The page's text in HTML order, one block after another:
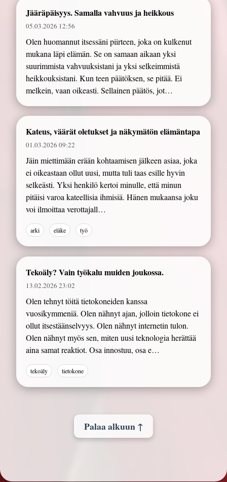
Jääräpäisyys. Samalla vahvuus ja heikkous
05.03.2026 12:56
Olen huomannut itsessäni piirteen, joka on kulkenut
mukana läpi elämän. Se on samaan aikaan yksi
suurimmista vahvuuksistani ja yksi selkeimmistä
heikkouksistani. Kun teen päätöksen, se pitää. Ei
melkein, vaan oikeasti. Sellainen päätös, jot…
Kateus, väärät oletukset ja näkymätön elämäntapa
01.03.2026 09:22
Jäin miettimään erään kohtaamisen jälkeen asiaa, joka
ei oikeastaan ollut uusi, mutta tuli taas esille hyvin
selkeästi. Yksi henkilö kertoi minulle, että minun
pitäisi varoa kateellisia ihmisiä. Hänen mukaansa joku
voi ilmoittaa verottajall…
arki eläke työ
Tekoäly? Vain työkalu muiden joukossa.
13.02.2026 23:02
Olen tehnyt töitä tietokoneiden kanssa
vuosikymmeniä. Olen nähnyt ajan, jolloin tietokone ei
ollut itsestäänselvyys. Olen nähnyt internetin tulon.
Olen nähnyt myös sen, miten uusi teknologia herättää
aina samat reaktiot. Osa innostuu, osa e…
tekoäly tietokone
Palaa alkuun ↑